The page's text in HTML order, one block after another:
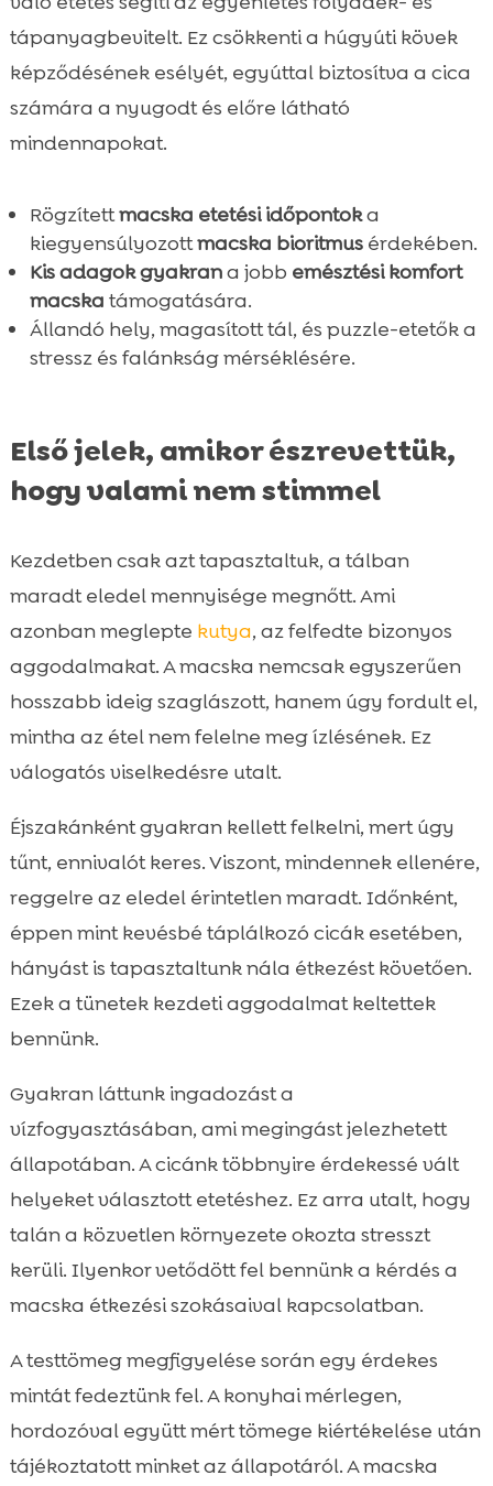
tápanyagbevitelt. Ez csökkenti a húgyúti kövek
képződésének esélyét, egyúttal biztosítva a cica
számára a nyugodt és előre látható
mindennapokat.
Rögzítettmacska etetési időpontoka
kiegyensúlyozottmacska bioritmusérdekében.
Kis adagok gyakrana jobb emésztési komfort
macska támogatására.
Állandó hely, magasított tál, és puzzle-etetők a
stressz és falánkság mérséklésére.
Első jelek, amikor észrevettük,
hogy valami nem stimmel
Kezdetben csak azt tapasztaltuk, a tálban
maradt eledel mennyisége megnőtt. Ami
azonban meglepte kutya, az felfedte bizonyos
aggodalmakat. A macska nemcsak egyszerűen
hosszabb ideig szaglászott, hanem úgy fordult el,
mintha az étel nem felelne meg ízlésének. Ez
válogatós viselkedésre utalt.
Éjszakánként gyakran kellett felkelni, mert úgy
tűnt, ennivalót keres. Viszont, mindennek ellenére,
reggelre az eledel érintetlen maradt. Időnként,
éppen mint kevésbé táplálkozó cicák esetében,
hányást is tapasztaltunk nála étkezést követően.
Ezek a tünetek kezdeti aggodalmat keltettek
bennünk.
Gyakran láttunk ingadozást a
vízfogyasztásában, ami megingást jelezhetett
állapotában. A cicánk többnyire érdekessé vált
helyeket választott etetéshez. Ez arra utalt, hogy
talán a közvetlen környezete okozta stresszt
kerüli. Ilyenkor vetődött fel bennünk a kérdés a
macska étkezési szokásaival kapcsolatban.
A testtömeg megfigyelése során egy érdekes
mintát fedeztünk fel. A konyhai mérlegen,
hordozóval együtt mért tömege kiértékelése után
tájékoztatott minket az állapotáról. A macska